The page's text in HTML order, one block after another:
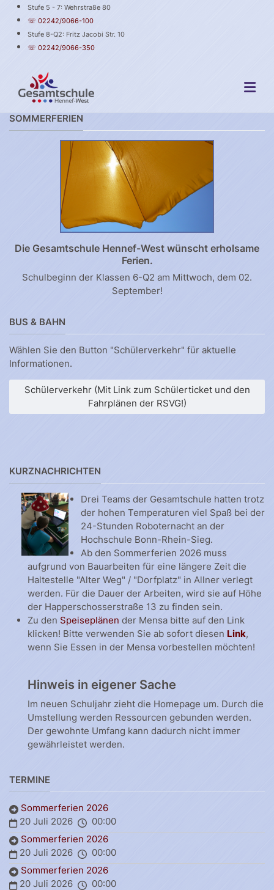
Stufe 5 - 7: Wehrstraße 80
☏ 02242/9066-100
Stufe 8-Q2: Fritz Jacobi Str. 10
☏ 02242/9066-350
SOMMERFERIEN
Die Gesamtschule Hennef-West wünscht erholsame
Ferien.
Schulbeginn der Klassen 6-Q2 am Mittwoch, dem 02.
September!
BUS & BAHN
Wählen Sie den Button "Schülerverkehr" für aktuelle
Informationen.
Schülerverkehr (Mit Link zum Schülerticket und den
Fahrplänen der RSVG!)
KURZNACHRICHTEN
Drei Teams der Gesamtschule hatten trotz
der hohen Temperaturen viel Spaß bei der
24-Stunden Roboternacht an der
Hochschule Bonn-Rhein-Sieg.
Ab den Sommerferien 2026 muss
aufgrund von Bauarbeiten für eine längere Zeit die
Haltestelle "Alter Weg" / "Dorfplatz" in Allner verlegt
werden. Für die Dauer der Arbeiten, wird sie auf Höhe
der Happerschosserstraße 13 zu finden sein.
Zu den Speiseplänen der Mensa bitte auf den Link
klicken! Bitte verwenden Sie ab sofort diesen Link,
wenn Sie Essen in der Mensa vorbestellen möchten!
Hinweis in eigener Sache
Im neuen Schuljahr zieht die Homepage um. Durch die
Umstellung werden Ressourcen gebunden werden.
Der gewohnte Umfang kann dadurch nicht immer
gewährleistet werden.
TERMINE
Sommerferien 2026
20 Juli 2026
00:00
Sommerferien 2026
20 Juli 2026
00:00
Sommerferien 2026
20 Juli 2026
00:00